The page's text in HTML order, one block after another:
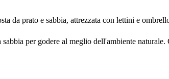
da prato e sabbia, attrezzata con lettini e
sabbia per godere al meglio dell'ambiente